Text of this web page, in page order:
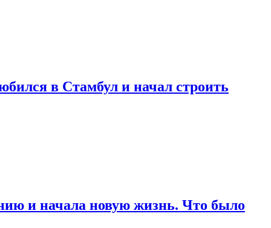
в Стамбул и начал строить
и начала новую жизнь. Что было